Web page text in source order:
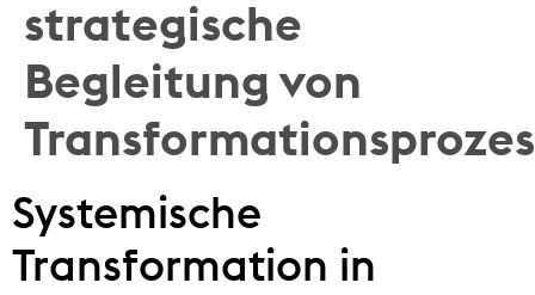
strategische
Begleitung von
Systemische
Transformation in